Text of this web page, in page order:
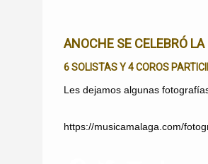
ANOCHE SE CELEBRÓ
6 SOLISTAS Y 4 COROS
Les dejamos algunas
https://musicamalaga.com/